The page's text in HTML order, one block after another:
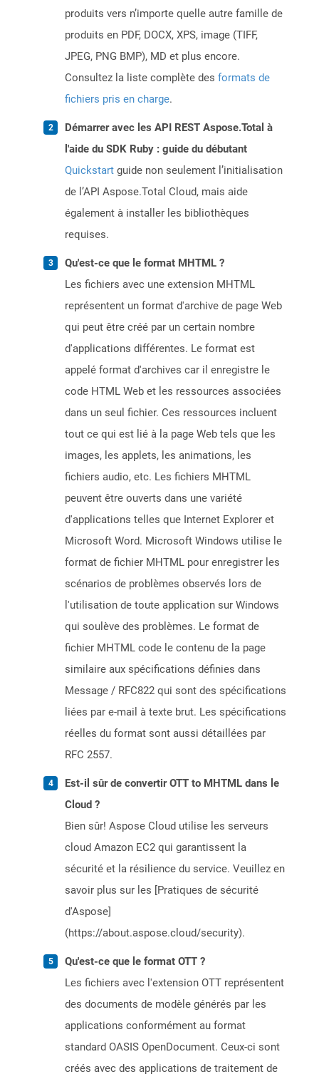
produits vers n’importe quelle autre famille de
produits en PDF, DOCX, XPS, image (TIFF,
JPEG, PNG BMP), MD et plus encore.
Consultez la liste complète des formats de
fichiers pris en charge.
Démarrer avec les API REST Aspose.Total à
l'aide du SDK Ruby : guide du débutant
Quickstart guide non seulement l’initialisation
de l’API Aspose.Total Cloud, mais aide
également à installer les bibliothèques
requises.
Qu'est-ce que le format MHTML ?
Les fichiers avec une extension MHTML
représentent un format d'archive de page Web
qui peut être créé par un certain nombre
d'applications différentes. Le format est
appelé format d'archives car il enregistre le
code HTML Web et les ressources associées
dans un seul fichier. Ces ressources incluent
tout ce qui est lié à la page Web tels que les
images, les applets, les animations, les
fichiers audio, etc. Les fichiers MHTML
peuvent être ouverts dans une variété
d'applications telles que Internet Explorer et
Microsoft Word. Microsoft Windows utilise le
format de fichier MHTML pour enregistrer les
scénarios de problèmes observés lors de
l'utilisation de toute application sur Windows
qui soulève des problèmes. Le format de
fichier MHTML code le contenu de la page
similaire aux spécifications définies dans
Message / RFC822 qui sont des spécifications
liées par e-mail à texte brut. Les spécifications
réelles du format sont aussi détaillées par
RFC 2557.
Est-il sûr de convertir OTT to MHTML dans le
Cloud ?
Bien sûr! Aspose Cloud utilise les serveurs
cloud Amazon EC2 qui garantissent la
sécurité et la résilience du service. Veuillez en
savoir plus sur les [Pratiques de sécurité
d'Aspose]
(https://about.aspose.cloud/security).
Qu'est-ce que le format OTT ?
Les fichiers avec l'extension OTT représentent
des documents de modèle générés par les
applications conformément au format
standard OASIS OpenDocument. Ceux-ci sont
créés avec des applications de traitement de